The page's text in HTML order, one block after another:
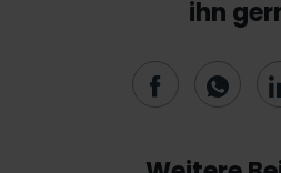
ihn